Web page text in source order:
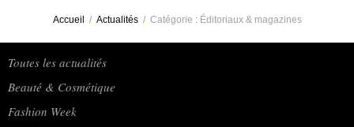
Accueil / Actualités / Catégorie : Éditoriaux & magazines
Toutes les actualités
Beauté & Cosmétique
Fashion Week